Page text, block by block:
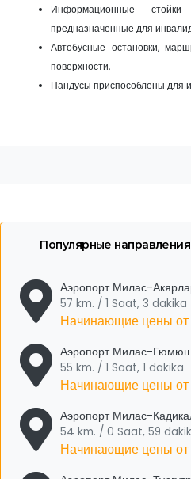
Информационные
предназначенные для
Автобусные остановки,
поверхности,
Пандусы приспособлены для
Популярные
Аэропорт Милас-
57 km. / 1 Saat, 3 dakika
Начинающие цены от
Аэропорт Милас-
55 km. / 1 Saat, 1 dakika
Начинающие цены от
Аэропорт Милас-
54 km. / 0 Saat, 59
Начинающие цены от